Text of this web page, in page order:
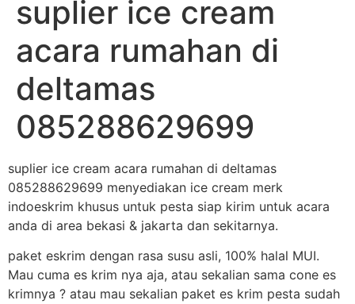
suplier ice cream
acara rumahan di
deltamas
085288629699
suplier ice cream acara rumahan di deltamas
085288629699 menyediakan ice cream merk
indoeskrim khusus untuk pesta siap kirim untuk acara
anda di area bekasi & jakarta dan sekitarnya.
paket eskrim dengan rasa susu asli, 100% halal MUI.
Mau cuma es krim nya aja, atau sekalian sama cone es
krimnya ? atau mau sekalian paket es krim pesta sudah